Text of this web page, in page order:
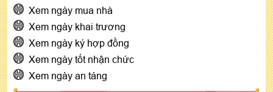
Xem ngày mua nhà
Xem ngày khai trương
Xem ngày ký hợp đồng
Xem ngày tốt nhận chức
Xem ngày an táng